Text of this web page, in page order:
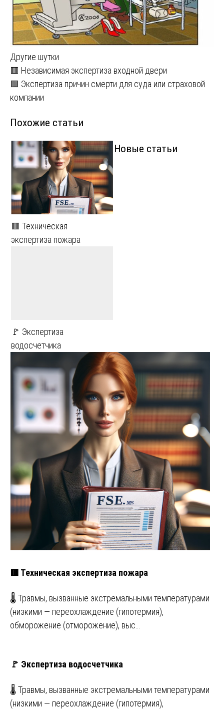
Другие шутки
Навигация
по
🟥 Независимая экспертиза входной двери
🟩 Экспертиза причин смерти для суда или страховой
компании
Похожие статьи
🟥 Техническая
экспертиза пожара
🚩 Экспертиза
водосчетчика
Новые статьи
🟥 Техническая экспертиза пожара
🌡️ Травмы, вызванные экстремальными температурами
(низкими — переохлаждение (гипотермия),
обморожение (отморожение), выс…
🚩 Экспертиза водосчетчика
🌡️ Травмы, вызванные экстремальными температурами
(низкими — переохлаждение (гипотермия),